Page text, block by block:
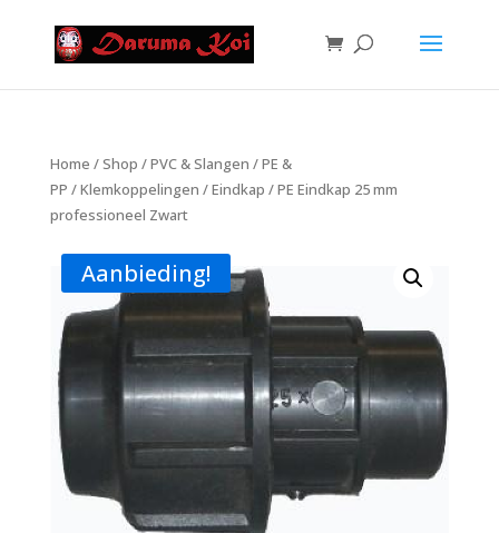
Home /Shop /PVC & Slangen /PE &
PP /Klemkoppelingen /Eindkap / PE Eindkap 25 mm
professioneel Zwart
Aanbieding!